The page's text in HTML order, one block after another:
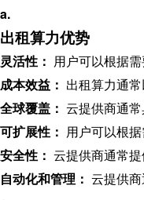
a.
出租算力优势
灵活性： 用户可以根据
成本效益： 出租算力通
全球覆盖： 云提供商通
可扩展性： 用户可以根
安全性： 云提供商通常
自动化和管理： 云提供